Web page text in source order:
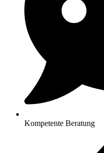
Kompetente Beratung